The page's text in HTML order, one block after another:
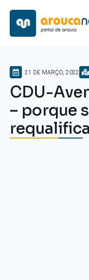
21 DE MARÇO, 2022
CDU-
– porque